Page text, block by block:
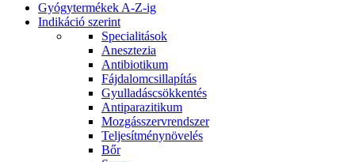
Gyógytermékek A-Z-ig
Indikáció szerint
Specialitások
Anesztezia
Antibiotikum
Fájdalomcsillapítás
Gyulladáscsökkentés
Antiparazitikum
Mozgásszervrendszer
Teljesítménynövelés
Bőr